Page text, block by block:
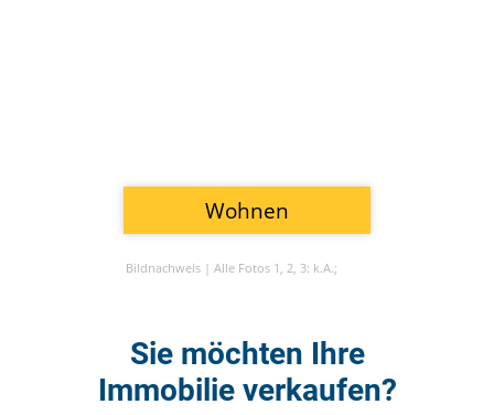
Wohnen
Bildnachweis | Alle Fotos 1, 2, 3: k.A.;
Sie möchten Ihre
Immobilie verkaufen?